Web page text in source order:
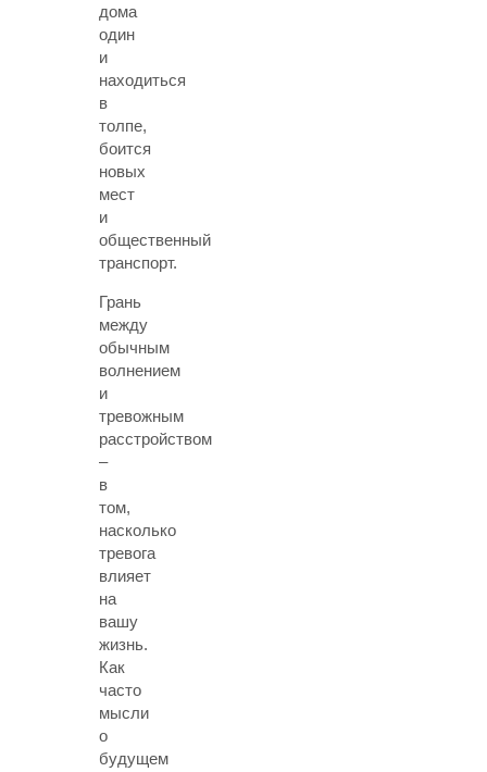
дома
один
и
находиться
в
толпе,
боится
новых
мест
и
общественный
транспорт.
Грань
между
обычным
волнением
и
тревожным
расстройством
–
в
том,
насколько
тревога
влияет
на
вашу
жизнь.
Как
часто
мысли
о
будущем